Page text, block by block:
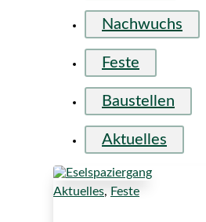
Nachwuchs
Feste
Baustellen
Aktuelles
Aktuelles, Feste